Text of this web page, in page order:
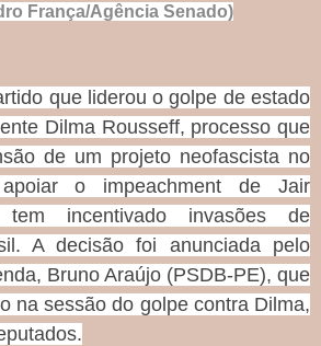
França/Agência Senado)
que liderou o golpe de estado
Dilma Rousseff, processo que
de um projeto neofascista no
o impeachment de Jair
tem incentivado invasões de
A decisão foi anunciada pelo
Bruno Araújo (PSDB-PE), que
na sessão do golpe contra Dilma,